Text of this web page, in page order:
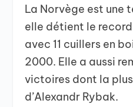
La Norvège est une
elle détient le
avec 11 cuillers en
2000. Elle a aussi
victoires dont la
d’Alexandr Rybak.